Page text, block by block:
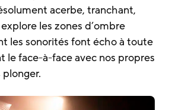
acerbe, tranchant,
les zones d’ombre
les sonorités font écho à toute
le face-à-face avec nos propres